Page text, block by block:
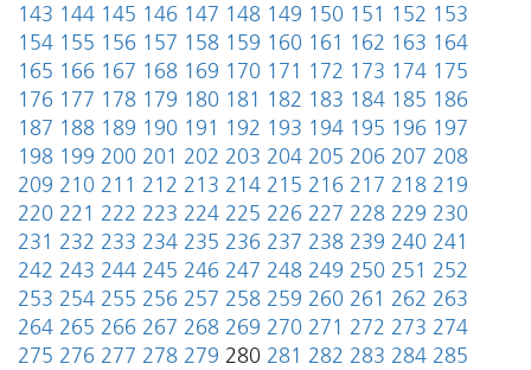
143 144 145 146 147 148 149 150 151 152 153
154 155 156 157 158 159 160 161 162 163 164
165 166 167 168 169 170 171 172 173 174 175
176 177 178 179 180 181 182 183 184 185 186
187 188 189 190 191 192 193 194 195 196 197
198 199 200 201 202 203 204 205 206 207 208
209 210 211 212 213 214 215 216 217 218 219
220 221 222 223 224 225 226 227 228 229 230
231 232 233 234 235 236 237 238 239 240 241
242 243 244 245 246 247 248 249 250 251 252
253 254 255 256 257 258 259 260 261 262 263
264 265 266 267 268 269 270 271 272 273 274
275 276 277 278 279 280 281 282 283 284 285